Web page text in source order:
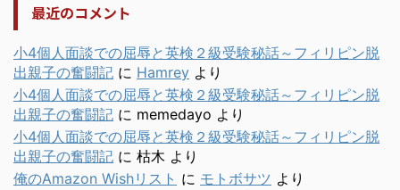
最近のコメント
小4個人面談での屈辱と英検２級受験秘話～フィリピン脱
出親子の奮闘記 に Hamrey より
小4個人面談での屈辱と英検２級受験秘話～フィリピン脱
出親子の奮闘記 に memedayo より
小4個人面談での屈辱と英検２級受験秘話～フィリピン脱
出親子の奮闘記 に 枯木 より
俺のAmazon Wishリスト に モトボサツ より